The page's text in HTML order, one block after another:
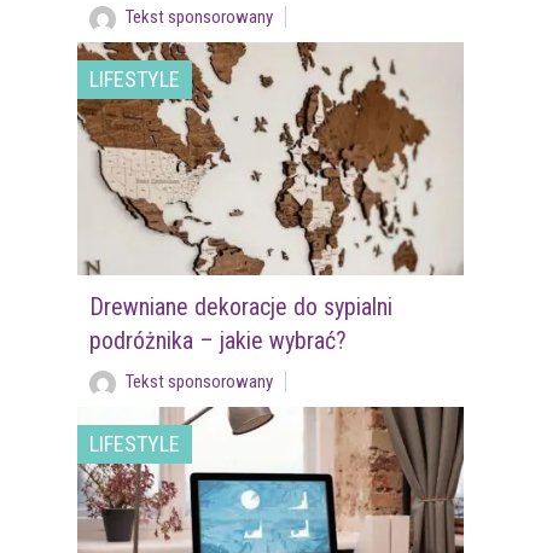
Tekst sponsorowany
LIFESTYLE
Drewniane dekoracje do sypialni
podróżnika – jakie wybrać?
Tekst sponsorowany
LIFESTYLE